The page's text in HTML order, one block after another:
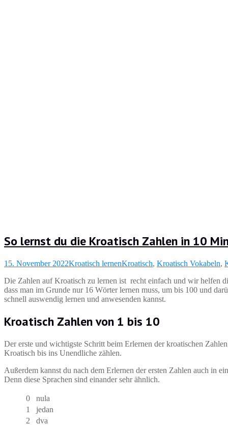
So lernst du die Kroatisch Zahlen in 10
15. November 2022Kroatisch lernenKroatisch, Kroatisch Vokabeln,
Die Zahlen auf Kroatisch zu lernen ist recht einfach und wir helfen
dass man im Grunde nur 16 Wörter lernen muss, um bis 100 und
schnell auswendig lernen und anwesenden kannst.
Kroatisch Zahlen von 1 bis 10
Der erste und wichtigste Schritt beim Erlernen der kroatischen
Kroatisch bis ins Unendliche zählen.
Außerdem kannst du nach dem Erlernen der ersten Zahlen auch in
Denn diese Sprachen sind einander sehr ähnlich.
0
nula
1
jedan
2
dva